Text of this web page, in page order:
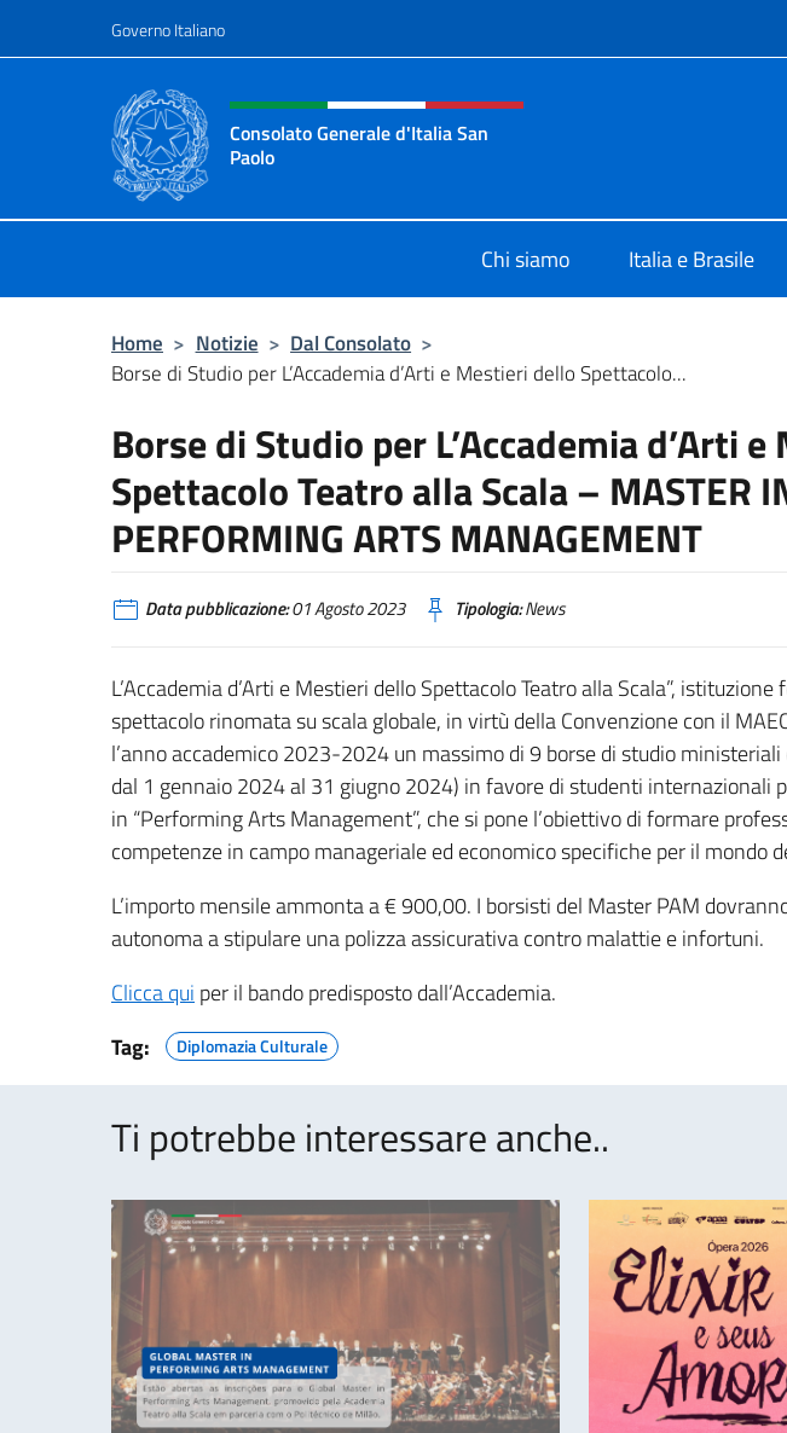
Governo Italiano
Intestazione sito, social e menù
Consolato Generale d'Italia San
Paolo
Chi siamo Italia e Brasile
Home > Notizie > Dal Consolato >
Borse di Studio per L’Accademia d’Arti e Mestieri dello Spettacolo...
Borse di Studio per L’Accademia d’Arti
Spettacolo Teatro alla Scala – MASTER
PERFORMING ARTS MANAGEMENT
Data pubblicazione:01 Agosto 2023 Tipologia:News
L’Accademia d’Arti e Mestieri dello Spettacolo Teatro alla Scala”,
spettacolo rinomata su scala globale, in virtù della Convenzione con il
l’anno accademico 2023-2024 un massimo di 9 borse di studio
dal 1 gennaio 2024 al 31 giugno 2024) in favore di studenti internazionali
in “Performing Arts Management”, che si pone l’obiettivo di formare
competenze in campo manageriale ed economico specifiche per il mondo
L’importo mensile ammonta a € 900,00. I borsisti del Master PAM
autonoma a stipulare una polizza assicurativa contro malattie e infortuni.
Clicca qui per il bando predisposto dall’Accademia.
Tag:
Diplomazia Culturale
Ti potrebbe interessare anche..